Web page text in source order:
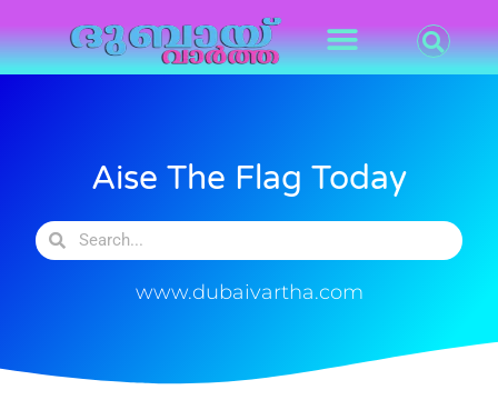
Aise The Flag Today
www.dubaivartha.com